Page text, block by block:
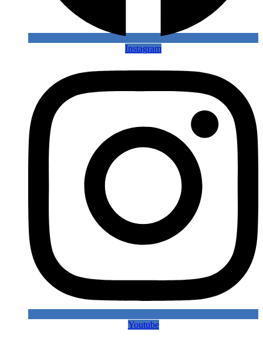
Instagram
Youtube